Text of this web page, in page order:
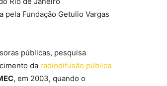
pela Fundação Getulio Vargas
públicas, pesquisa
da radiodifusão pública
, em 2003, quando o